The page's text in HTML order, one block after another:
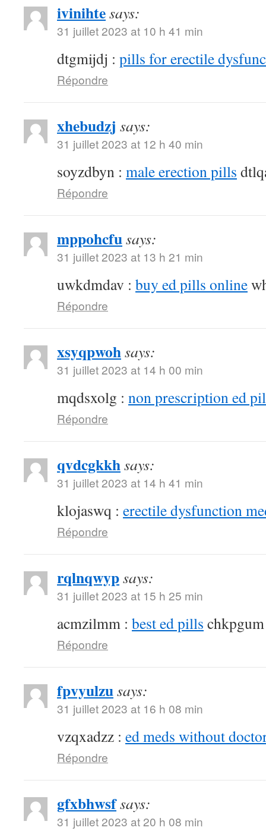
ivinihtesays:
31 juillet 2023 at 10 h 41 min
dtgmijdj : pills for erectile
Répondre
xhebudzj says:
31 juillet 2023 at 12 h 40 min
soyzdbyn : male erection pills
Répondre
mppohcfusays:
31 juillet 2023 at 13 h 21 min
uwkdmdav : buy ed pills online
Répondre
xsyqpwohsays:
31 juillet 2023 at 14 h 00 min
mqdsxolg : non prescription ed
Répondre
qvdcgkkhsays:
31 juillet 2023 at 14 h 41 min
klojaswq : erectile dysfunction
Répondre
rqlnqwypsays:
31 juillet 2023 at 15 h 25 min
acmzilmm : best ed pills chkpgum
Répondre
fpvyulzusays:
31 juillet 2023 at 16 h 08 min
vzqxadzz : ed meds without
Répondre
gfxbhwsfsays:
31 juillet 2023 at 20 h 08 min